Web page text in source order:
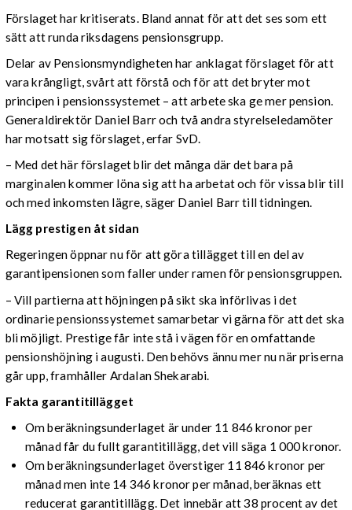
Förslaget har kritiserats. Bland annat för att det ses som ett
sätt att runda riksdagens pensionsgrupp.
Delar av Pensionsmyndigheten har anklagat förslaget för att
vara krångligt, svårt att förstå och för att det bryter mot
principen i pensionssystemet – att arbete ska ge mer pension.
Generaldirektör Daniel Barr och två andra styrelseledamöter
har motsatt sig förslaget, erfar SvD.
– Med det här förslaget blir det många där det bara på
marginalen kommer löna sig att ha arbetat och för vissa blir till
och med inkomsten lägre, säger Daniel Barr till tidningen.
Lägg prestigen åt sidan
Regeringen öppnar nu för att göra tillägget till en del av
garantipensionen som faller under ramen för pensionsgruppen.
– Vill partierna att höjningen på sikt ska införlivas i det
ordinarie pensionssystemet samarbetar vi gärna för att det ska
bli möjligt. Prestige får inte stå i vägen för en omfattande
pensionshöjning i augusti. Den behövs ännu mer nu när priserna
går upp, framhåller Ardalan Shekarabi.
Fakta garantitillägget
Om beräkningsunderlaget är under 11 846 kronor per
månad får du fullt garantitillägg, det vill säga 1 000 kronor.
Om beräkningsunderlaget överstiger 11 846 kronor per
månad men inte 14 346 kronor per månad, beräknas ett
reducerat garantitillägg. Det innebär att 38 procent av det